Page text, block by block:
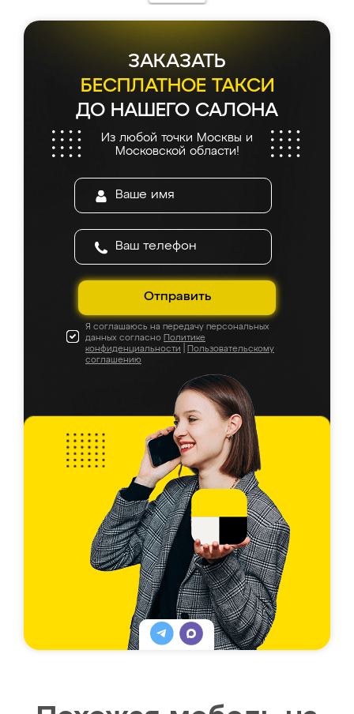
ЗАКАЗАТЬ
БЕСПЛАТНОЕ ТАКСИ
ДО НАШЕГО САЛОНА
Из любой точки Москвы и
Московской области!
Отправить
Я соглашаюсь на передачу персональных
данных согласно Политике
конфиденциальности
Пользовательскому
соглашению